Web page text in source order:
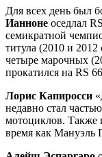
Для всех день был
Ианноне оседлал
семикратной
титула (2010 и
четыре марочных
прокатился на RS
Лорис Капиросси
недавно стал
мотоциклов. Также
время как Мануэль